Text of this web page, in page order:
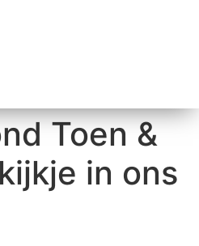
Toen &
in ons